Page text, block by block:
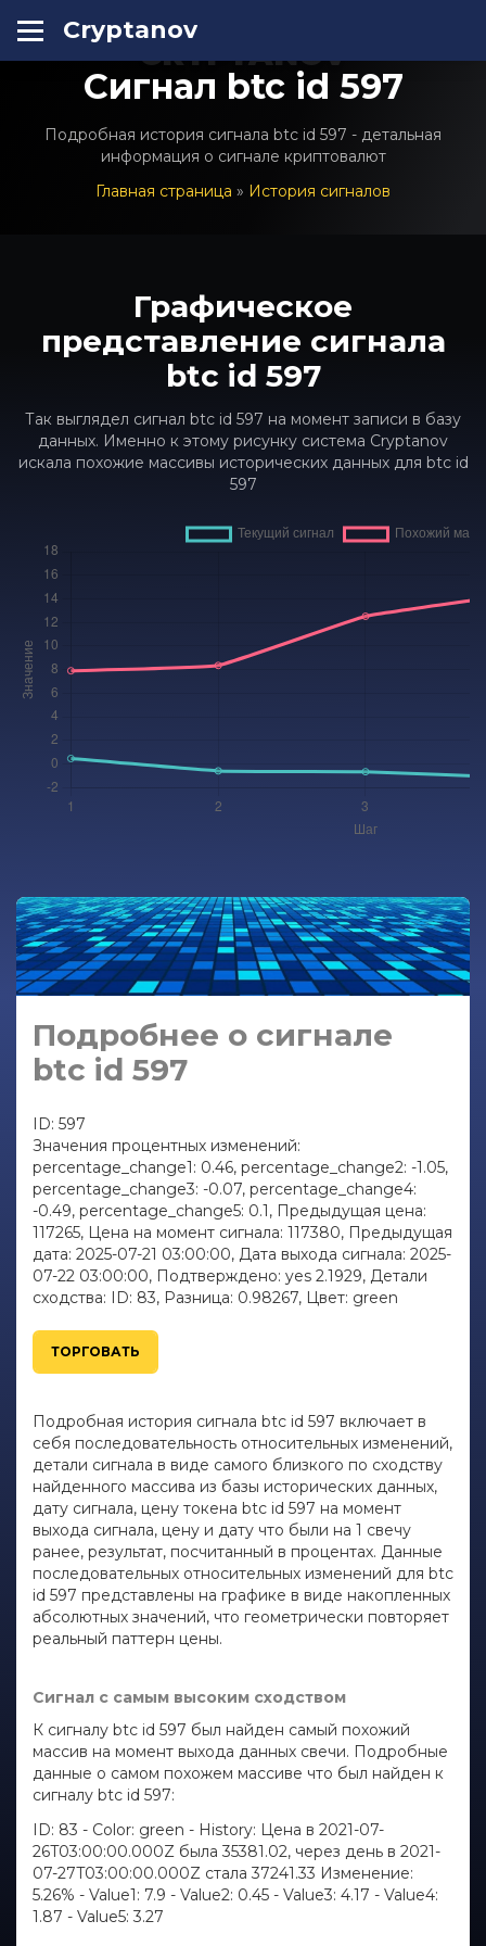
Cryptanov
CRYPTANOV
Сигнал btc id 597
Подробная история сигнала btc id 597 - детальная
информация о сигнале криптовалют
Главная страница » История сигналов
Графическое
представление сигнала
btc id 597
Так выглядел сигнал btc id 597 на момент записи в базу
данных. Именно к этому рисунку система Cryptanov
искала похожие массивы исторических данных для btc id
597
Подробнее о сигнале
btc id 597
ID: 597
Значения процентных изменений:
percentage_change1: 0.46, percentage_change2: -1.05,
percentage_change3: -0.07, percentage_change4:
-0.49, percentage_change5: 0.1, Предыдущая цена:
117265, Цена на момент сигнала: 117380, Предыдущая
дата: 2025-07-21 03:00:00, Дата выхода сигнала: 2025-
07-22 03:00:00, Подтверждено: yes 2.1929, Детали
сходства: ID: 83, Разница: 0.98267, Цвет: green
ТОРГОВАТЬ
Подробная история сигнала btc id 597 включает в
себя последовательность относительных изменений,
детали сигнала в виде самого близкого по сходству
найденного массива из базы исторических данных,
дату сигнала, цену токена btc id 597 на момент
выхода сигнала, цену и дату что были на 1 свечу
ранее, результат, посчитанный в процентах. Данные
последовательных относительных изменений для btc
id 597 представлены на графике в виде накопленных
абсолютных значений, что геометрически повторяет
реальный паттерн цены.
Сигнал с самым высоким сходством
К сигналу btc id 597 был найден самый похожий
массив на момент выхода данных свечи. Подробные
данные о самом похожем массиве что был найден к
сигналу btc id 597:
ID: 83 - Color: green - History: Цена в 2021-07-
26T03:00:00.000Z была 35381.02, через день в 2021-
07-27T03:00:00.000Z стала 37241.33 Изменение:
5.26% - Value1: 7.9 - Value2: 0.45 - Value3: 4.17 - Value4:
1.87 - Value5: 3.27